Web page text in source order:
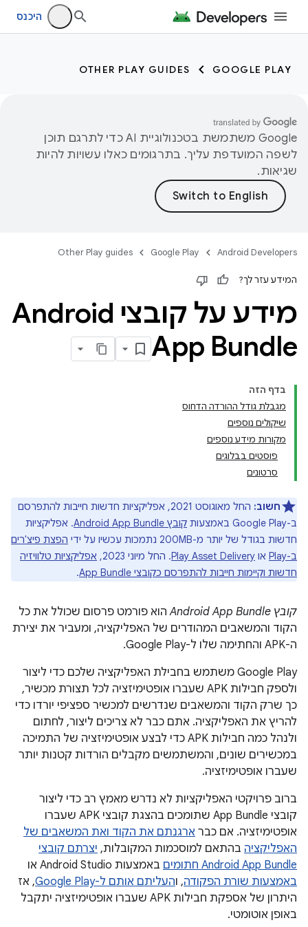
היכנס
GOOGLE PLAY
OTHER PLAY GUIDES
‫Google משתמשת בטכנולוגיית AI כדי לתרגם תוכן
לשפה המועדפת עליך. בתרגומים כאלו עשויות להיות
שגיאות.
Android Developers
Google Play
Other Play guides
המידע עזר לך?
מידע על קובצי Android
App Bundle
בדף הזה
מגבלת גודל ההורדה הדחוס
שיקולים נוספים
מקורות מידע נוספים
פוסטים בבלוגים
סרטונים
חשוב:
החל מאוגוסט 2021, אפליקציות חדשות חייבות להתפרסם
ב-Google Play באמצעות
קובץ Android App Bundle
. אפליקציות
חדשות בגודל של יותר מ-200MB נתמכות עכשיו על ידי
הפצת פיצ'רים
ב-Play
או Play Asset Delivery. החל מיוני 2023,
אפליקציות טלוויזיה
חדשות וקיימות חייבות להתפרסם כקובצי App Bundle
.
קובץ Android App Bundle
הוא פורמט פרסום שכולל את כל
הקוד והמשאבים המהודרים של האפליקציה, ומעביר את יצירת
ה-APK והחתימה שלו ל-Google Play.
‫Google Play משתמש בחבילת האפליקציה שלכם כדי ליצור
ולספק חבילות APK שעברו אופטימיזציה לכל תצורת מכשיר,
כך שרק הקוד והמשאבים שנדרשים למכשיר ספציפי יורדו כדי
להריץ את האפליקציה. אתם כבר לא צריכים ליצור, לחתום
ולנהל כמה חבילות APK כדי לבצע אופטימיזציה של התמיכה
במכשירים שונים, והמשתמשים מקבלים הורדות קטנות יותר
שעברו אופטימיזציה.
ברוב פרויקטי האפליקציות לא נדרש מאמץ רב כדי ליצור
קובצי App Bundle שתומכים בהצגת קובצי APK שעברו
אופטימיזציה. אם כבר ארגנתם את הקוד ואת המשאבים של
האפליקציה בהתאם למוסכמות המקובלות, יצרתם קובצי
Android App Bundle חתומים
באמצעות Android Studio או
באמצעות שורת הפקודה, והעליתם אותם ל-Google Play
, אז
היתרון של אספקת חבילות APK שעברו אופטימיזציה יתקבל
באופן אוטומטי.